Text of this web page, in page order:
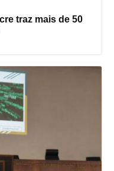
traz mais de 50